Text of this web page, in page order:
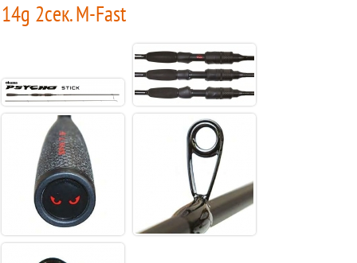
14g 2сек. M-Fast